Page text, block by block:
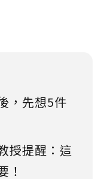
，先想5件
授提醒：這
！